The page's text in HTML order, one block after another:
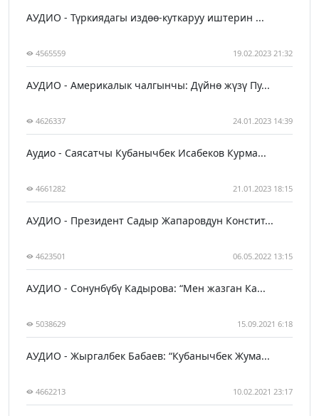
АУДИО - Түркиядагы издөө-куткаруу иштерин ...
4565559 19.02.2023 21:32
АУДИО - Америкалык чалгынчы: Дүйнө жүзү Пу...
4626337 24.01.2023 14:39
Аудио - Саясатчы Кубанычбек Исабеков Курма...
4661282 21.01.2023 18:15
АУДИО - Президент Садыр Жапаровдун Констит...
4623501 06.05.2022 13:15
АУДИО - Сонунбүбү Кадырова: “Мен жазган Ка...
5038629 15.09.2021 6:18
АУДИО - Жыргалбек Бабаев: “Кубанычбек Жума...
4662213 10.02.2021 23:17